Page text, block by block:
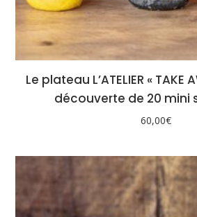
Le plateau L’ATELIER « TAKE
découverte de 20 mini
60,00€